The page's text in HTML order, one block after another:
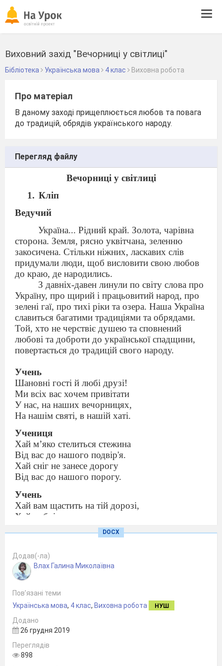
Виховний захід "Вечорниці у світлиці"
Бібліотека Українська мова 4 клас Виховна робота
Про матеріал
В даному заході прищеплюється любов та повага
до традицій, обрядів українського народу.
Перегляд файлу
Вечорниці у світлиці
Кліп
Ведучий
Україна... Рідний край. Золота, чарівна
сторона. Земля, рясно уквітчана, зеленню
закосичена. Стільки ніжних, ласкавих слів
придумали люди, щоб висловити свою любов
до краю, де народились.
З давніх-давен линули по світу слова про
Україну, про щирий і працьовитий народ, про
зелені гаї, про тихі ріки та озера. Наша Україна
славиться багатими традиціями та обрядами.
Той, хто не черствіє душею та сповнений
любові та доброти до української спадщини,
повертається до традицій свого народу.
Учень
Шановні гості й любі друзі!
Ми всіх вас хочем привітати
У нас, на наших вечорницях,
На нашім святі, в нашій хаті.
Учениця
Хай м’яко стелиться стежина
Від вас до нашого подвір'я.
Хай сніг не занесе дорогу
Від вас до нашого порогу.
Учень
Хай вам щастить на тій дорозі,
Хай добрі люди вас ведуть
І вам ми можем обіцяти,
Що нудьгувать не доведеться
Бо звичай в нас такий ведеться.
Учениця
Вас вітаєм хлібом, сіллю,
Як годиться.
Тож просимо до нас
Заходьте в добрий час
На українські вечорниці.
DOCX
Додав(-ла)
Влах Галина Миколаївна
Пов’язані теми
Українська мова, 4 клас, Виховна робота НУШ
Додано
26 грудня 2019
Переглядів
898